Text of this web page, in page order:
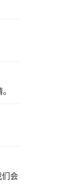
。
们会